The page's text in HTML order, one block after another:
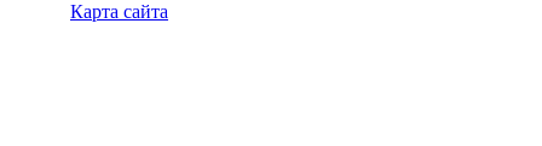
Карта сайта